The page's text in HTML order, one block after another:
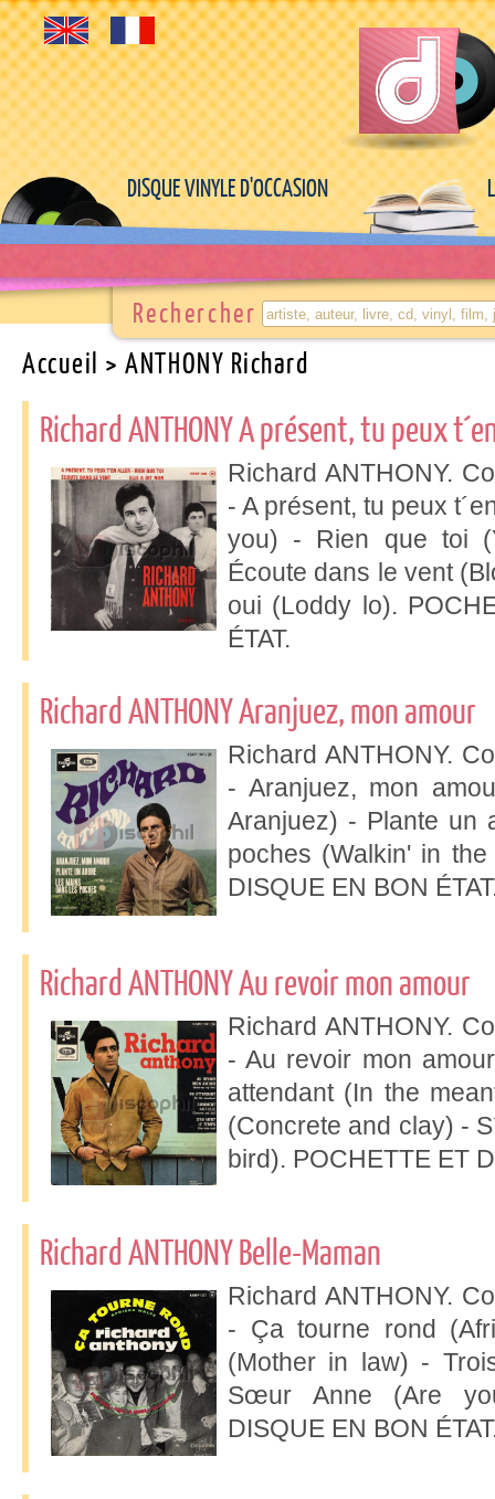
DISQUE VINYLE D'OCCASION
Rechercher
Accueil > ANTHONY Richard
Richard ANTHONY A présent, tu peux
Richard ANTHONY.
- A présent, tu peux
you) - Rien que toi
Écoute dans le vent
oui (Loddy lo).
ÉTAT.
Richard ANTHONY Aranjuez, mon amour
Richard ANTHONY.
- Aranjuez, mon
Aranjuez) - Plante un
poches (Walkin' in
DISQUE EN BON
Richard ANTHONY Au revoir mon amour
Richard ANTHONY.
- Au revoir mon
attendant (In the
(Concrete and clay) -
bird). POCHETTE ET
Richard ANTHONY Belle-Maman
Richard ANTHONY.
- Ça tourne rond
(Mother in law) -
Sœur Anne (Are
DISQUE EN BON